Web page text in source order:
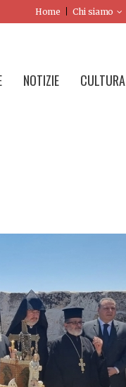
Home Chi siamo
NOTIZIE CULTURA